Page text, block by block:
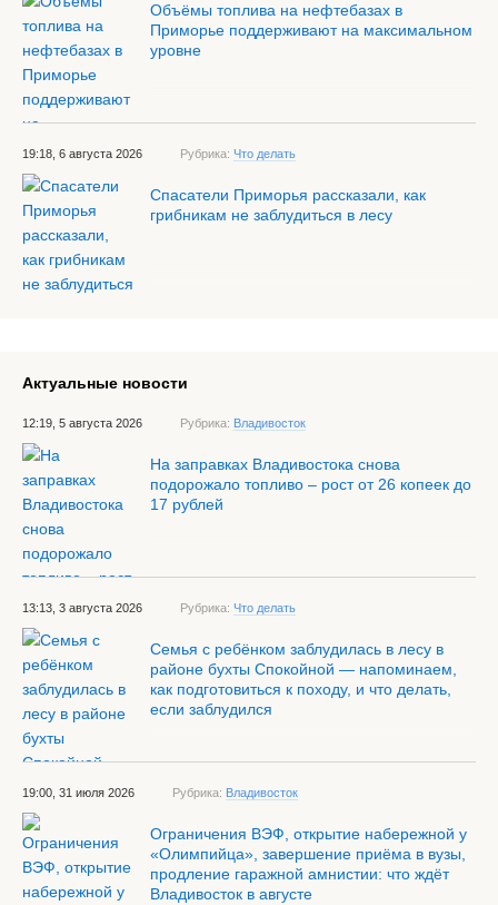
Объёмы топлива на нефтебазах в
Приморье поддерживают на максимальном
уровне
19:18, 6 августа 2026 Рубрика: Что делать
Спасатели Приморья рассказали, как
грибникам не заблудиться в лесу
Актуальные новости
12:19, 5 августа 2026 Рубрика: Владивосток
На заправках Владивостока снова
подорожало топливо – рост от 26 копеек до
17 рублей
13:13, 3 августа 2026 Рубрика: Что делать
Семья с ребёнком заблудилась в лесу в
районе бухты Спокойной — напоминаем,
как подготовиться к походу, и что делать,
если заблудился
19:00, 31 июля 2026 Рубрика: Владивосток
Ограничения ВЭФ, открытие набережной у
«Олимпийца», завершение приёма в вузы,
продление гаражной амнистии: что ждёт
Владивосток в августе